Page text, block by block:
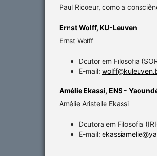
Paul Ricoeur, como a
Ernst Wolff, KU-Leuven
Ernst Wolff
Doutor em Filosofia
E-mail:
Amélie Ekassi, ENS -
Amélie Aristelle Ekassi
Doutora em Filosofia
E-mail: